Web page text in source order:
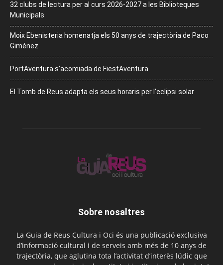
32 clubs de lectura per al curs 2026-2027 a les Biblioteques
Municipals
Moix Ebenisteria homenatja els 50 anys de trajectòria de Paco
Giménez
PortAventura s’acomiada de FiestAventura
El Tomb de Reus adapta els seus horaris per l’eclipsi solar
Sobre nosaltres
La Guia de Reus Cultura i Oci és una publicació exclusiva
d’informació cultural i de serveis amb més de 10 anys de
trajectòria, que aglutina tota l’activitat d’interès lúdic que